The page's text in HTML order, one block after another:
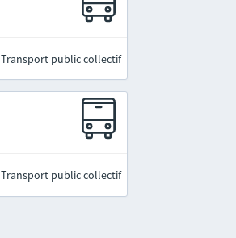
Transport public collectif
Transport public collectif